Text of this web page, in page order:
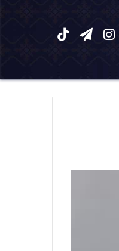
يوتيوبانستقرام
تيلقرام